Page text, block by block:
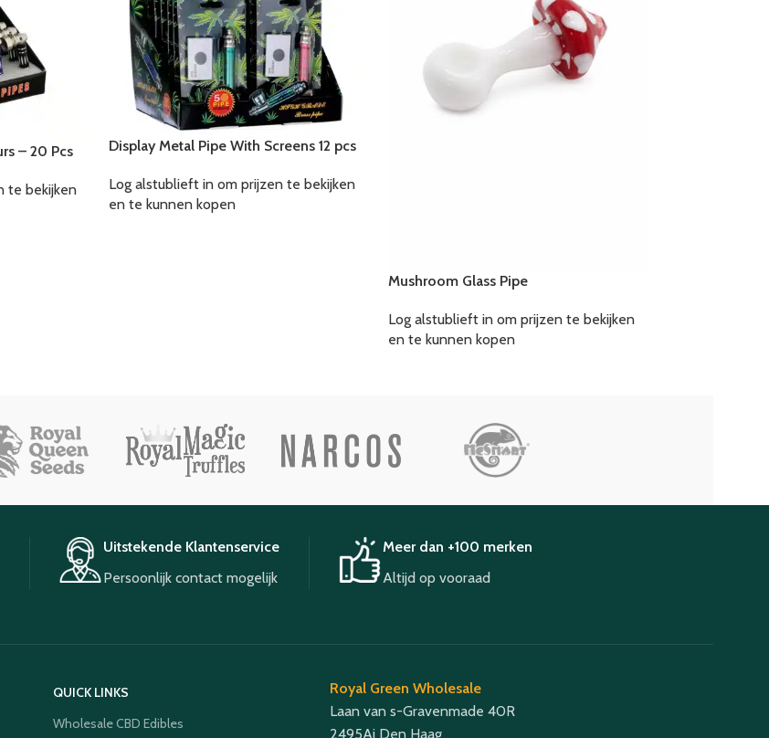
– 20 Pcs
te bekijken
Display Metal Pipe With Screens 12 pcs
Log alstublieft in om prijzen te bekijken
en te kunnen kopen
Mushroom Glass Pipe
Log alstublieft in om prijzen te bekijken
en te kunnen kopen
Uitstekende Klantenservice
Persoonlijk contact mogelijk
Meer dan +100 merken
Altijd op vooraad
QUICK LINKS
Wholesale CBD Edibles
Royal Green Wholesale
Laan van s-Gravenmade 40R
2495Aj Den Haag